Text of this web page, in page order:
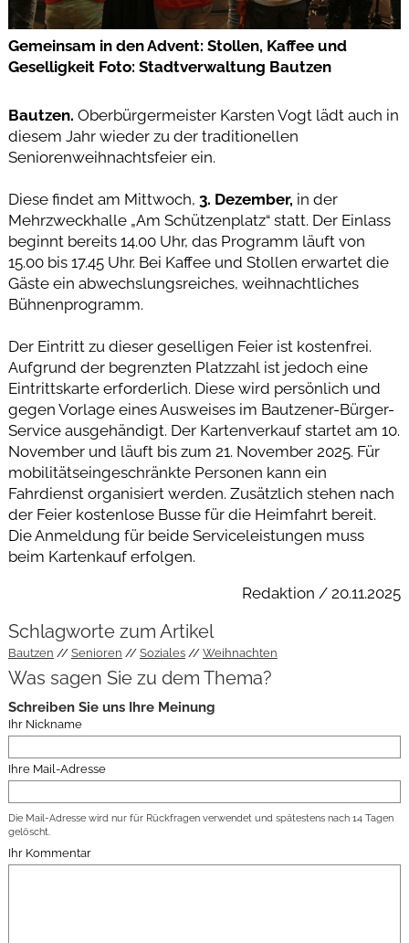
Gemeinsam in den Advent: Stollen, Kaffee und
Geselligkeit Foto: Stadtverwaltung Bautzen
Bautzen. Oberbürgermeister Karsten Vogt lädt auch in
diesem Jahr wieder zu der traditionellen
Seniorenweihnachtsfeier ein.
Diese findet am Mittwoch, 3. Dezember, in der
Mehrzweckhalle „Am Schützenplatz“ statt. Der Einlass
beginnt bereits 14.00 Uhr, das Programm läuft von
15.00 bis 17.45 Uhr. Bei Kaffee und Stollen erwartet die
Gäste ein abwechslungsreiches, weihnachtliches
Bühnenprogramm.
Der Eintritt zu dieser geselligen Feier ist kostenfrei.
Aufgrund der begrenzten Platzzahl ist jedoch eine
Eintrittskarte erforderlich. Diese wird persönlich und
gegen Vorlage eines Ausweises im Bautzener-Bürger-
Service ausgehändigt. Der Kartenverkauf startet am 10.
November und läuft bis zum 21. November 2025. Für
mobilitätseingeschränkte Personen kann ein
Fahrdienst organisiert werden. Zusätzlich stehen nach
der Feier kostenlose Busse für die Heimfahrt bereit.
Die Anmeldung für beide Serviceleistungen muss
beim Kartenkauf erfolgen.
Redaktion / 20.11.2025
Schlagworte zum Artikel
Bautzen Senioren Soziales Weihnachten
Was sagen Sie zu dem Thema?
Schreiben Sie uns Ihre Meinung
Ihr Nickname
Ihre Mail-Adresse
Die Mail-Adresse wird nur für Rückfragen verwendet und spätestens nach 14 Tagen
gelöscht.
Ihr Kommentar